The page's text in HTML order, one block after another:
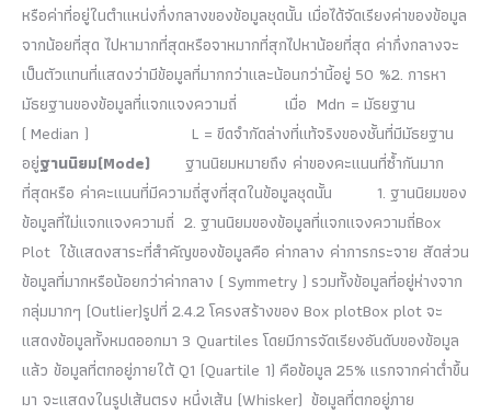
หรือค่าที่อยู่ในตำแหน่งกึ่งกลางของข้อมูลชุดนั้น เมื่อได้จัดเรียงค่าของข้อมูล
จากน้อยที่สุด ไปหามากที่สุดหรือจาหมากที่สุกไปหาน้อยที่สุด ค่ากึ่งกลางจะ
เป็นตัวแทนที่แสดงว่ามีข้อมูลที่มากกว่าและน้อนกว่านี้อยู่ 50 %2. การหา
มัธยฐานของข้อมูลที่แจกแจงความถี่ เมื่อ Mdn = มัธยฐาน
( Median ) L = ขีดจำกัดล่างที่แท้จริงของชั้นที่มีมัธยฐาน
อยู่ฐานนิยม(Mode) ฐานนิยมหมายถึง ค่าของคะแนนที่ซ้ำกันมาก
ที่สุดหรือ ค่าคะแนนที่มีความถี่สูงที่สุดในข้อมูลชุดนั้น 1. ฐานนิยมของ
ข้อมูลที่ไม่แจกแจงความถี่ 2. ฐานนิยมของข้อมูลที่แจกแจงความถี่Box
Plot ใช้แสดงสาระที่สำคัญของข้อมูลคือ ค่ากลาง ค่าการกระจาย สัดส่วน
ข้อมูลที่มากหรือน้อยกว่าค่ากลาง ( Symmetry ) รวมทั้งข้อมูลที่อยู่ห่างจาก
กลุ่มมากๆ (Outlier)รูปที่ 2.4.2 โครงสร้างของ Box plotBox plot จะ
แสดงข้อมูลทั้งหมดออกมา 3 Quartiles โดยมีการจัดเรียงอันดับของข้อมูล
แล้ว ข้อมูลที่ตกอยู่ภายใต้ Q1 (Quartile 1) คือข้อมูล 25% แรกจากค่าต่ำขึ้น
มา จะแสดงในรูปเส้นตรง หนึ่งเส้น (Whisker) ข้อมูลที่ตกอยู่ภาย